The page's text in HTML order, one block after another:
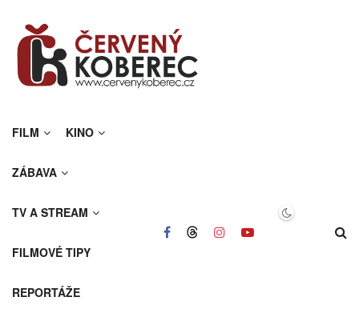
FILM KINO
ZÁBAVA
TV A STREAM
FILMOVÉ TIPY
REPORTÁŽE